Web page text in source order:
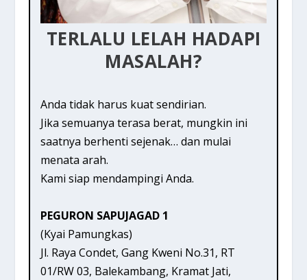
TERLALU LELAH HADAPI
MASALAH?
Anda tidak harus kuat sendirian.
Jika semuanya terasa berat, mungkin ini
saatnya berhenti sejenak… dan mulai
menata arah.
Kami siap mendampingi Anda.
PEGURON SAPUJAGAD 1
(Kyai Pamungkas)
Jl. Raya Condet, Gang Kweni No.31, RT
01/RW 03, Balekambang, Kramat Jati,